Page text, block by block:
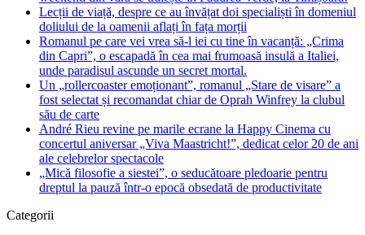
Lecții de viață, despre ce au învățat doi specialiști în domeniul
doliului de la oamenii aflați în fața morții
Romanul pe care vei vrea să-l iei cu tine în vacanță: „Crima
din Capri”, o escapadă în cea mai frumoasă insulă a Italiei,
unde paradisul ascunde un secret mortal.
Un „rollercoaster emoționant”, romanul „Stare de visare” a
fost selectat și recomandat chiar de Oprah Winfrey la clubul
său de carte
André Rieu revine pe marile ecrane la Happy Cinema cu
concertul aniversar „Viva Maastricht!”, dedicat celor 20 de ani
ale celebrelor spectacole
„Mică filosofie a siestei”, o seducătoare pledoarie pentru
dreptul la pauză într-o epocă obsedată de productivitate
Categorii